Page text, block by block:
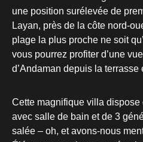
une position surélevée de
Layan, près de la côte nord-
plage la plus proche ne soit
vous pourrez profiter d’une
d’Andaman depuis la terrasse
Cette magnifique villa dispose
avec salle de bain et de 3
salée – oh, et avons-nous